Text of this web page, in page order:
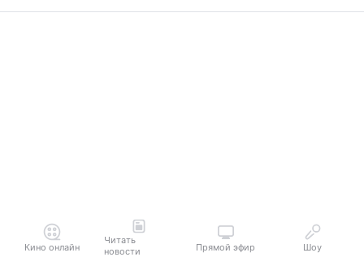
Кино онлайн
Читать
новости
Прямой эфир Шоу